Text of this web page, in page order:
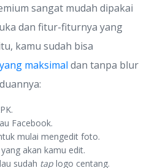
sangat mudah dipakai
dan fitur-fiturnya yang
kamu sudah bisa
maksimal dan tanpa blur
Facebook.
mulai mengedit foto.
akan kamu edit.
sudah tap logo centang.